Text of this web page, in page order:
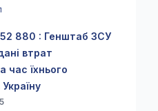
880 : Генштаб ЗСУ
втрат
час їхнього